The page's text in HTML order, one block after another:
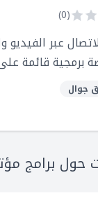
(
0
)
عبر الفيديو
برمجية قائمة
جوال
حول برامج